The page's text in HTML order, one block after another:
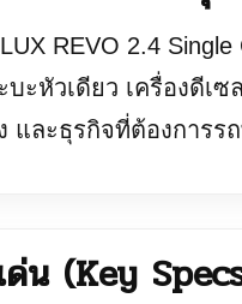
REVO 2.4
บะหัวเดียว เครื่องดีเ
และธุรกิจที่ต้องการ
ด่น (Key